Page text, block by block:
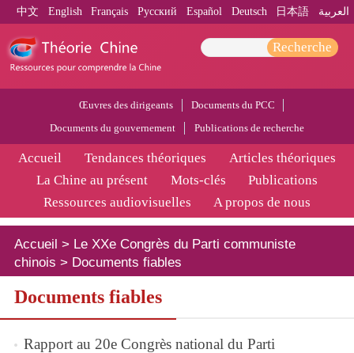
中文 English Français Pусский Español Deutsch 日本語 العربية
Recherche
Œuvres des dirigeants
Documents du PCC
Documents du gouvernement
Publications de recherche
Accueil Tendances théoriques
Articles théoriques
La Chine au présent
Mots-clés
Publications
Ressources audiovisuelles
A propos de nous
Accueil > Le XXe Congrès du Parti communiste
chinois > Documents fiables
Documents fiables
Rapport au 20e Congrès national du Parti